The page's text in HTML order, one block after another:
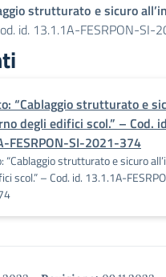
strutturato e sicuro
id. 13.1.1A-FESRPON-SI-
“Cablaggio strutturato e
degli edifici scol.” – Cod.
FESRPON-SI-2021-374
“Cablaggio strutturato e sicuro
scol.” – Cod. id. 13.1.1A-